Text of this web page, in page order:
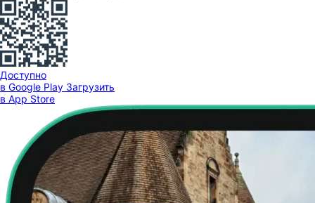
Доступно
в Google Play Загрузить
в App Store